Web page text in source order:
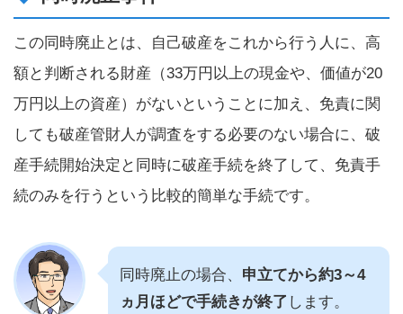
この同時廃止とは、自己破産をこれから行う人に、高
額と判断される財産（33万円以上の現金や、価値が20
万円以上の資産）がないということに加え、免責に関
しても破産管財人が調査をする必要のない場合に、破
産手続開始決定と同時に破産手続を終了して、免責手
続のみを行うという比較的簡単な手続です。
同時廃止の場合、 申立てから約3～4
ヵ月ほどで手続きが終了 します。